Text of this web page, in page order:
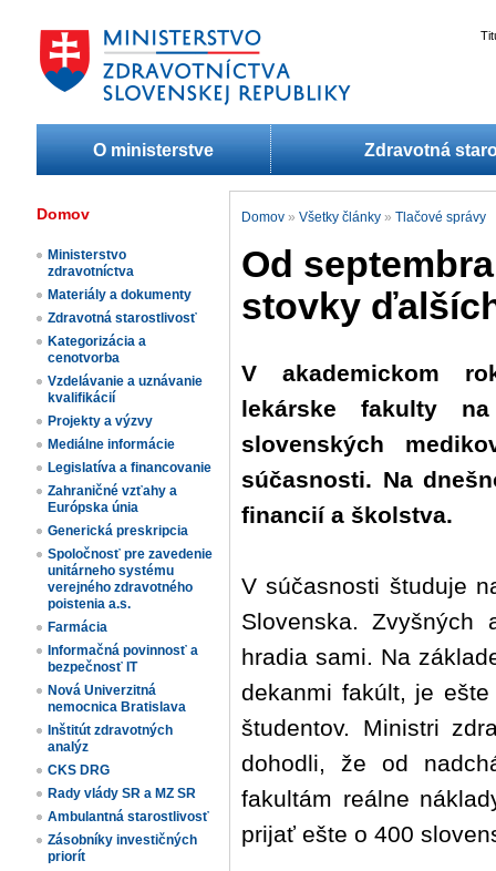
O ministerstve Zdravotná
Domov
Ministerstvo
zdravotníctva
Materiály a dokumenty
Zdravotná starostlivosť
Kategorizácia a
cenotvorba
Vzdelávanie a uznávanie
kvalifikácií
Projekty a výzvy
Mediálne informácie
Legislatíva a financovanie
Zahraničné vzťahy a
Európska únia
Generická preskripcia
Spoločnosť pre zavedenie
unitárneho systému
verejného zdravotného
poistenia a.s.
Farmácia
Informačná povinnosť a
bezpečnosť IT
Nová Univerzitná
nemocnica Bratislava
Inštitút zdravotných
analýz
CKS DRG
Rady vlády SR a MZ SR
Ambulantná starostlivosť
Zásobníky investičných
priorít
Domov » Všetky články » Tlačové správy
Od
stovky
V akademickom
lekárske fakulty
slovenských
súčasnosti. Na
financií a školstva.
V súčasnosti študuje
Slovenska.
hradia sami. Na
dekanmi fakúlt, je
študentov. Ministri
dohodli, že od
fakultám reálne
prijať ešte o 400